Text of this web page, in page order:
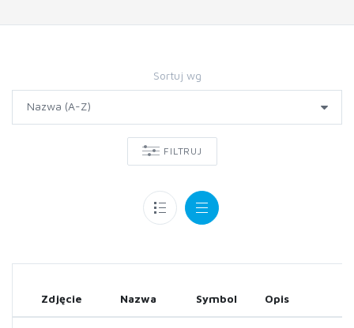
Sortuj wg
FILTRUJ
Zdjęcie Nazwa Symbol Opis